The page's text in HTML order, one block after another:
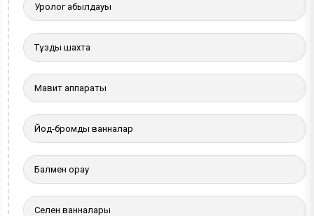
Уролог қабылдауы
Тұзды шахта
Мавит аппараты
Йод-бромды ванналар
Балмен орау
Селен ванналары